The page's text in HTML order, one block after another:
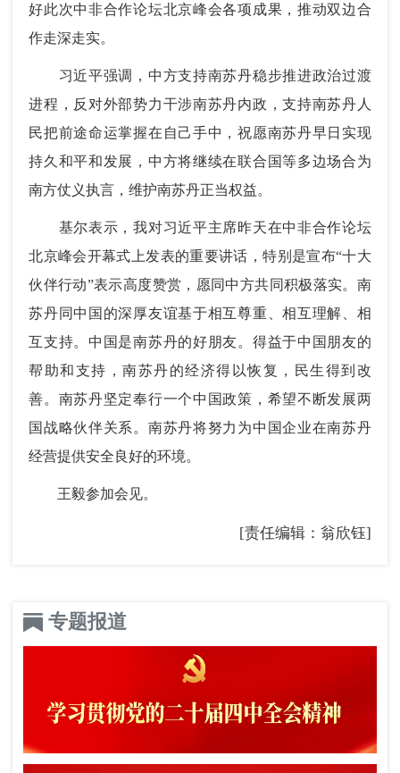
好此次中非合作论坛北京峰会各项成果，推动双边合
作走深走实。
习近平强调，中方支持南苏丹稳步推进政治过渡
进程，反对外部势力干涉南苏丹内政，支持南苏丹人
民把前途命运掌握在自己手中，祝愿南苏丹早日实现
持久和平和发展，中方将继续在联合国等多边场合为
南方仗义执言，维护南苏丹正当权益。
基尔表示，我对习近平主席昨天在中非合作论坛
北京峰会开幕式上发表的重要讲话，特别是宣布“十大
伙伴行动”表示高度赞赏，愿同中方共同积极落实。南
苏丹同中国的深厚友谊基于相互尊重、相互理解、相
互支持。中国是南苏丹的好朋友。得益于中国朋友的
帮助和支持，南苏丹的经济得以恢复，民生得到改
善。南苏丹坚定奉行一个中国政策，希望不断发展两
国战略伙伴关系。南苏丹将努力为中国企业在南苏丹
经营提供安全良好的环境。
王毅参加会见。
[责任编辑：翁欣钰]
专题报道